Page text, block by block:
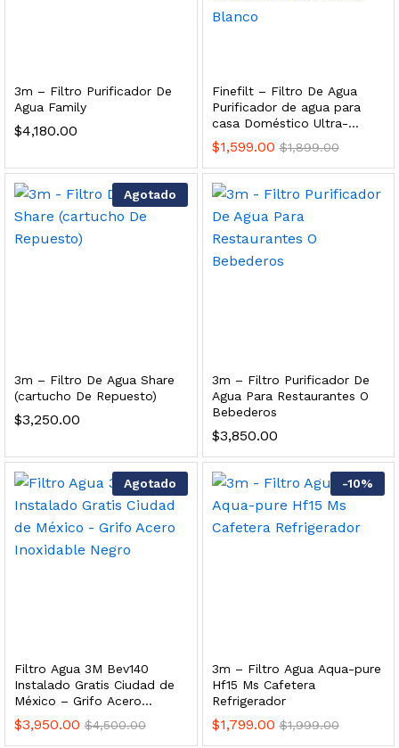
3m – Filtro Purificador De
Agua Family
$4,180.00
Finefilt – Filtro De Agua
Purificador de agua para
casa Doméstico Ultra-
filtración Ecofilt color
Blanco
$1,599.00 $1,899.00
Agotado
3m – Filtro De Agua Share
(cartucho De Repuesto)
$3,250.00
3m – Filtro Purificador De
Agua Para Restaurantes O
Bebederos
$3,850.00
Agotado
Filtro Agua 3M Bev140
Instalado Gratis Ciudad de
México – Grifo Acero
Inoxidable Negro
$3,950.00 $4,500.00
-10%
3m – Filtro Agua Aqua-pure
Hf15 Ms Cafetera
Refrigerador
$1,799.00 $1,999.00
SS304 Natural Cepillado | Agua Purificada
699.00
al carrito
L/h, con filtración Welltek WT-WFS600-4S
L/h, con filtración Welltek WT-WFS600-3S
Leer más
grifo y filtración Welltek WT-PWDF-600A
filtración, UV y contador Welltek WT-WFS-BF